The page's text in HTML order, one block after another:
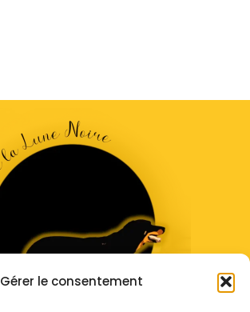
Gérer le consentement